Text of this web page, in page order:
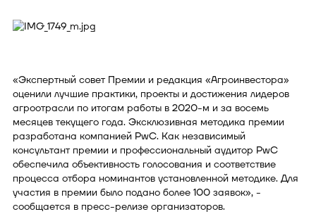
«Экспертный совет Премии и редакция «Агроинвестора»
оценили лучшие практики, проекты и достижения лидеров
агроотрасли по итогам работы в 2020-м и за восемь
месяцев текущего года. Эксклюзивная методика премии
разработана компанией PwC. Как независимый
консультант премии и профессиональный аудитор PwC
обеспечила объективность голосования и соответствие
процесса отбора номинантов установленной методике. Для
участия в премии было подано более 100 заявок», -
сообщается в пресс-релизе организаторов.